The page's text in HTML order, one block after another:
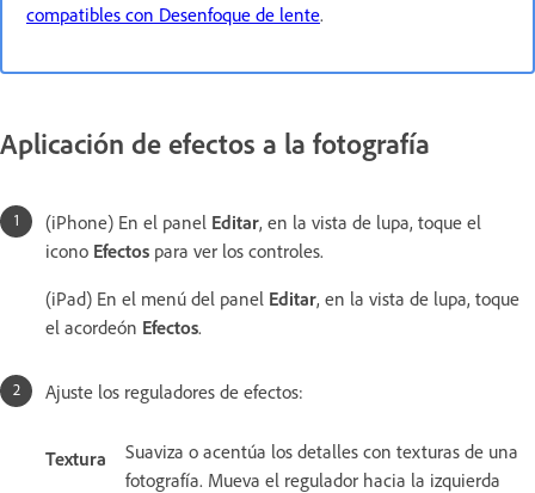
compatibles con Desenfoque de lente.
Aplicación de efectos a la fotografía
(iPhone) En el panel Editar, en la vista de lupa, toque el
icono Efectos para ver los controles.
(iPad) En el menú del panel Editar, en la vista de lupa, toque
el acordeón Efectos.
Ajuste los reguladores de efectos:
Textura
Suaviza o acentúa los detalles con texturas de una
fotografía. Mueva el regulador hacia la izquierda